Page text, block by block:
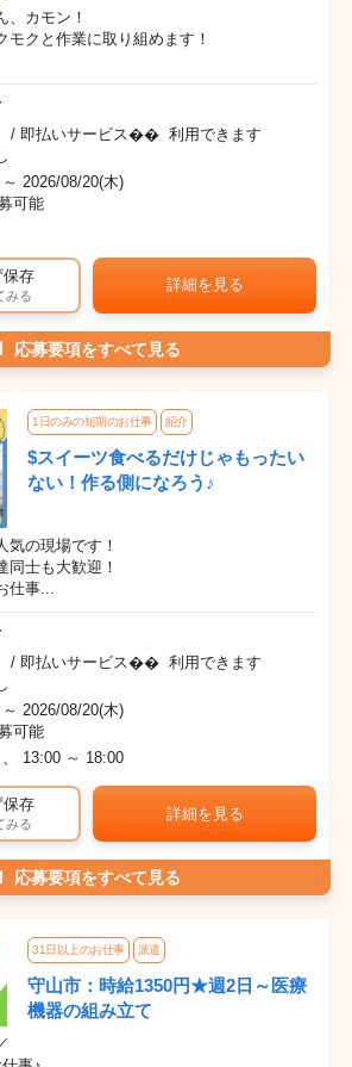
、カモン！
モクと作業に取り組めます！
/ 即払いサービス�� 利用できます
2026/08/20(木)
可能
保存
みる
詳細を見る
応募要項をすべて見る
1日のみの短期のお仕事 紹介
$スイーツ食べるだけじゃもったい
ない！作る側になろう♪
の現場です！
同士も大歓迎！
仕事...
/ 即払いサービス�� 利用できます
2026/08/20(木)
可能
13:00 ～ 18:00
保存
みる
詳細を見る
応募要項をすべて見る
31日以上のお仕事 派遣
守山市：時給1350円★週2日～医療
機器の組み立て